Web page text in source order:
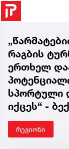
რაგბის
ერთხელ
სპორტული
იქცეს“ -
რეგიონი